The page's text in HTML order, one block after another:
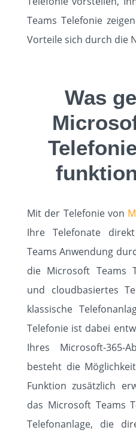
KONTAKT
Teams Telefonie
Vorteile sich durch die
Was
Mit der Telefonie von
Ihre Telefonate
Teams Anwendung
die Microsoft Teams
und cloudbasiertes
klassische
Telefonie ist dabei
Ihres Microsoft-365-
besteht die
Funktion zusätzlich
das Microsoft Teams
Telefonanlage, die